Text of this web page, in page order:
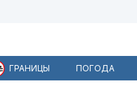
ГРАНИЦЫ ПОГОДА